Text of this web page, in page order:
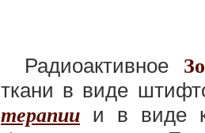
Радиоактивное
ткани в виде
терапии и в виде